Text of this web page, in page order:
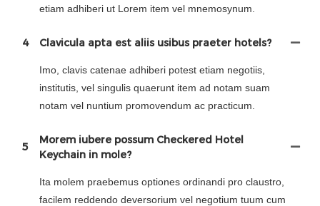
etiam adhiberi ut Lorem item vel mnemosynum.
4 Clavicula apta est aliis usibus praeter hotels?
Imo, clavis catenae adhiberi potest etiam negotiis,
institutis, vel singulis quaerunt item ad notam suam
notam vel nuntium promovendum ac practicum.
5
Morem iubere possum Checkered Hotel
Keychain in mole?
Ita molem praebemus optiones ordinandi pro claustro,
facilem reddendo deversorium vel negotium tuum cum